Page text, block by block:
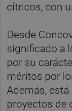
cítricos, con
Desde
significado a
por su
méritos por
Además,
proyectos de